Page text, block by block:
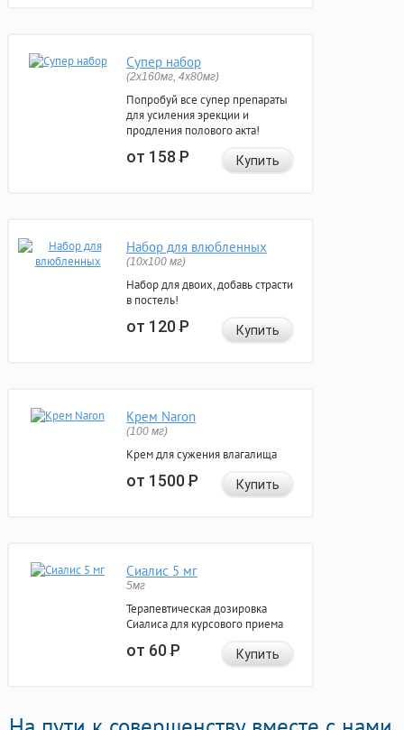
Супер набор
(2х160мг, 4х80мг)
Попробуй все супер препараты
для усиления эрекции и
продления полового акта!
от 158Р Купить
Набор для влюбленных
(10х100 мг)
Набор для двоих, добавь страсти
в постель!
от 120Р Купить
Крем Naron
(100 мг)
Крем для сужения влагалища
от 1500Р Купить
Сиалис 5 мг
5мг
Терапевтическая дозировка
Сиалиса для курсового приема
от 60Р Купить